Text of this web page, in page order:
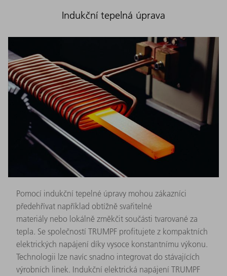
Indukční tepelná úprava
Pomocí indukční tepelné úpravy mohou zákazníci
předehřívat například obtížně svařitelné
materiály nebo lokálně změkčit součásti tvarované za
tepla. Se společností TRUMPF profitujete z kompaktních
elektrických napájení díky vysoce konstantnímu výkonu.
Technologii lze navíc snadno integrovat do stávajících
výrobních linek. Indukční elektrická napájení TRUMPF